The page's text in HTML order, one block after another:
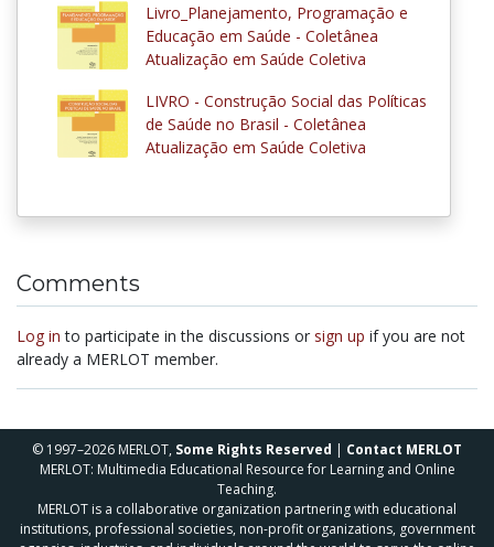
Livro_Planejamento, Programação e
Educação em Saúde - Coletânea
Atualização em Saúde Coletiva
LIVRO - Construção Social das Políticas
de Saúde no Brasil - Coletânea
Atualização em Saúde Coletiva
Comments
Log in to participate in the discussions or sign up if you are not
already a MERLOT member.
© 1997–2026 MERLOT, Some Rights Reserved | Contact MERLOT
MERLOT: Multimedia Educational Resource for Learning and Online
Teaching.
MERLOT is a collaborative organization partnering with educational
institutions, professional societies, non-profit organizations, government